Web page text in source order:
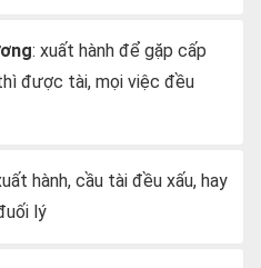
: xuất hành để gặp cấp
được tài, mọi việc đều
hành, cầu tài đều xấu, hay
lý